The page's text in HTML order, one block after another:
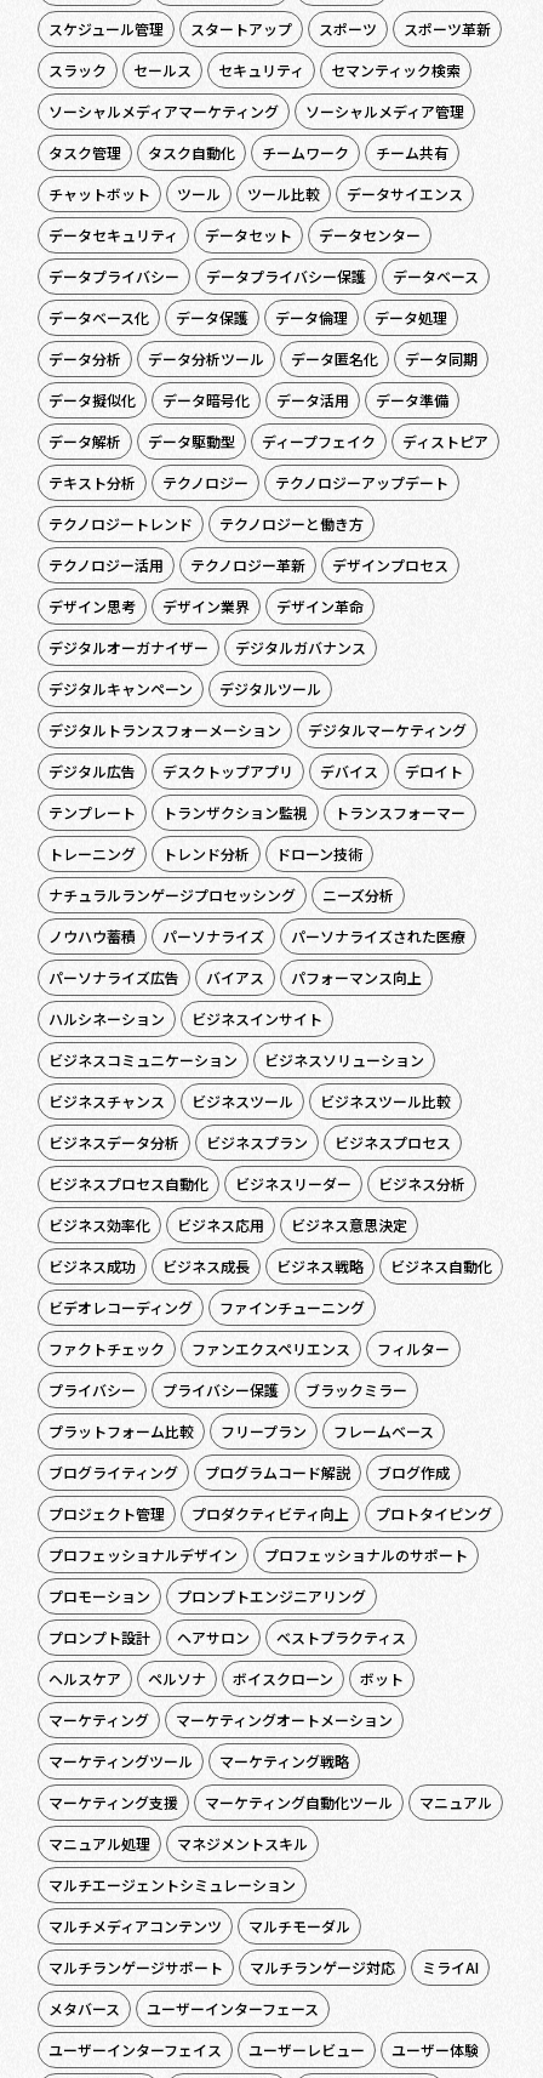
スケジュール管理 スタートアップ スポーツ
スポーツ革新
スラック
セールス セキュリティ
セマンティック検索
ソーシャルメディアマーケティング
ソーシャルメディア管理
タスク管理
タスク自動化 チームワーク
チーム共有
チャットボット
ツール ツール比較
データサイエンス
データセキュリティ
データセット
データセンター
データプライバシー
データプライバシー保護
データベース
データベース化
データ保護 データ倫理
データ処理
データ分析
データ分析ツール データ匿名化
データ同期
データ擬似化
データ暗号化 データ活用
データ準備
データ解析
データ駆動型 ディープフェイク
ディストピア
テキスト分析
テクノロジー
テクノロジーアップデート
テクノロジートレンド
テクノロジーと働き方
テクノロジー活用
テクノロジー革新
デザインプロセス
デザイン思考
デザイン業界
デザイン革命
デジタルオーガナイザー
デジタルガバナンス
デジタルキャンペーン
デジタルツール
デジタルトランスフォーメーション
デジタルマーケティング
デジタル広告
デスクトップアプリ デバイス
デロイト
テンプレート
トランザクション監視
トランスフォーマー
トレーニング
トレンド分析
ドローン技術
ナチュラルランゲージプロセッシング
ニーズ分析
ノウハウ蓄積
パーソナライズ
パーソナライズされた医療
パーソナライズ広告
バイアス
パフォーマンス向上
ハルシネーション
ビジネスインサイト
ビジネスコミュニケーション
ビジネスソリューション
ビジネスチャンス
ビジネスツール
ビジネスツール比較
ビジネスデータ分析
ビジネスプラン
ビジネスプロセス
ビジネスプロセス自動化
ビジネスリーダー
ビジネス分析
ビジネス効率化
ビジネス応用
ビジネス意思決定
ビジネス成功
ビジネス成長 ビジネス戦略
ビジネス自動化
ビデオレコーディング
ファインチューニング
ファクトチェック
ファンエクスペリエンス
フィルター
プライバシー
プライバシー保護
ブラックミラー
プラットフォーム比較
フリープラン
フレームベース
ブログライティング
プログラムコード解説
ブログ作成
プロジェクト管理
プロダクティビティ向上
プロトタイピング
プロフェッショナルデザイン
プロフェッショナルのサポート
プロモーション
プロンプトエンジニアリング
プロンプト設計
ヘアサロン
ベストプラクティス
ヘルスケア
ペルソナ ボイスクローン
ボット
マーケティング
マーケティングオートメーション
マーケティングツール
マーケティング戦略
マーケティング支援
マーケティング自動化ツール
マニュアル
マニュアル処理
マネジメントスキル
マルチエージェントシミュレーション
マルチメディアコンテンツ
マルチモーダル
マルチランゲージサポート
マルチランゲージ対応
ミライAI
メタバース
ユーザーインターフェース
ユーザーインターフェイス
ユーザーレビュー
ユーザー体験